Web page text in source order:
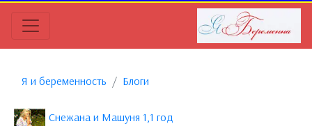
Я и беременность Блоги
Снежана и Машуня 1,1 год